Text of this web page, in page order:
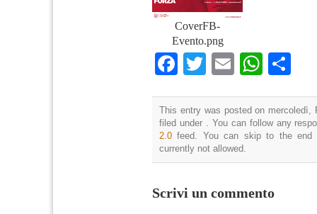
CoverFB-
Evento.png
Facebook
TwitterEmail
This entry was posted on mercoledì,
filed under . You can follow any
2.0 feed. You can skip to the end
currently not allowed.
Scrivi un commento